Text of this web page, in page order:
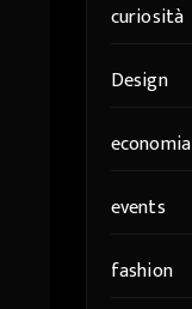
curiosità
Design
economia
events
fashion